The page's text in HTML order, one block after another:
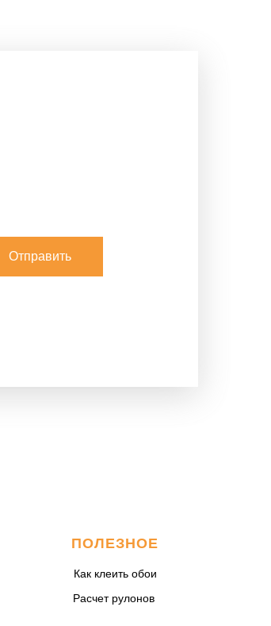
Отправить
ПОЛЕЗНОЕ
Как клеить обои
Расчет рулонов